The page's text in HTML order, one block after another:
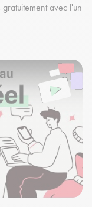
avec l'un